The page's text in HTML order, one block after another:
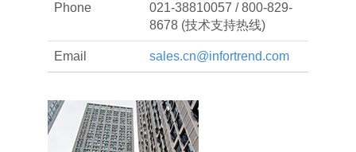
Phone
021-38810057 / 800-829-
8678 (技术支持热线)
Email sales.cn@infortrend.com